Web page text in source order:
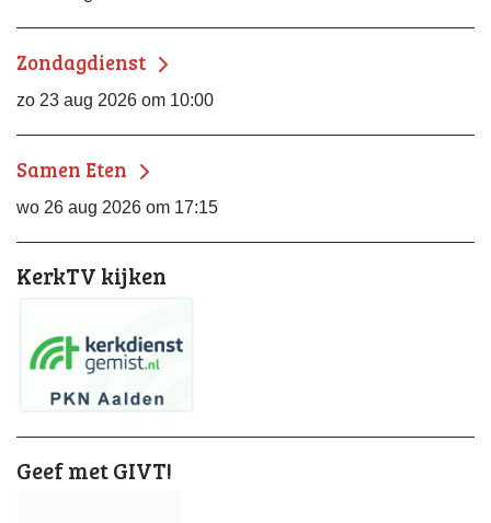
Zondagdienst
zo 23 aug 2026 om 10:00
Samen Eten
wo 26 aug 2026 om 17:15
KerkTV kijken
Geef met GIVT!